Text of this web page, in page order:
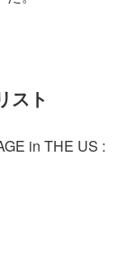
スト
in THE US :